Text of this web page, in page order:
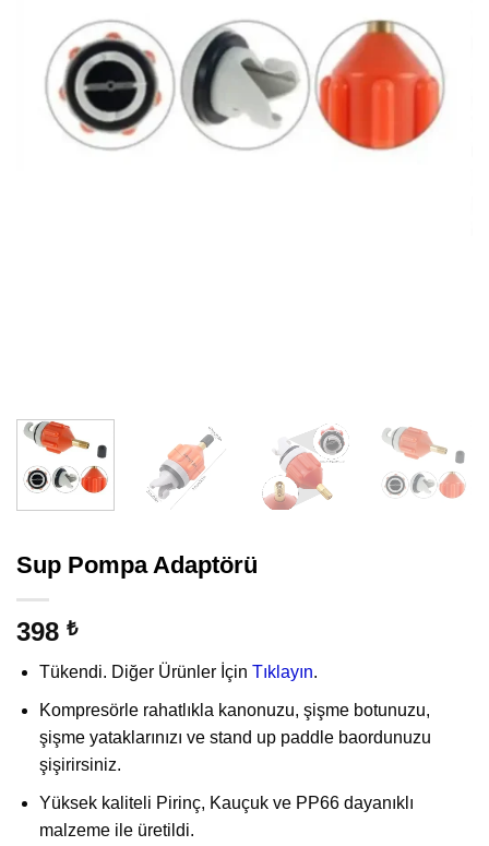
Sup Pompa Adaptörü
398 ₺
Tükendi. Diğer Ürünler İçin Tıklayın.
Kompresörle rahatlıkla kanonuzu, şişme botunuzu,
şişme yataklarınızı ve stand up paddle baordunuzu
şişirirsiniz.
Yüksek kaliteli Pirinç, Kauçuk ve PP66 dayanıklı
malzeme ile üretildi.